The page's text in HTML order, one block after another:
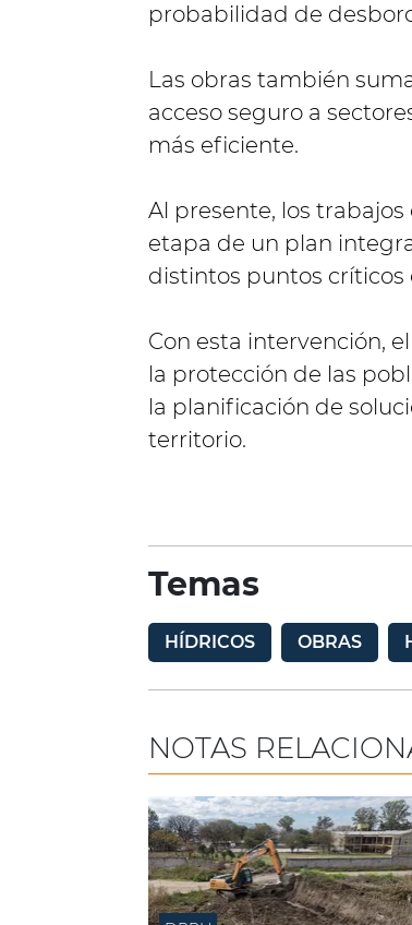
probabilidad de
Las obras también
acceso seguro a
más eficiente.
Al presente, los
etapa de un plan
distintos puntos críticos
Con esta intervención,
la protección de las
la planificación de
territorio.
Temas
HÍDRICOS OBRAS
NOTAS